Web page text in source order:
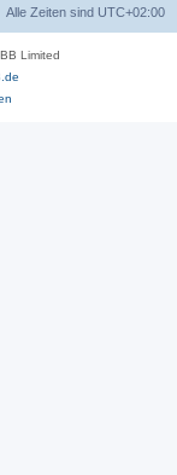
Alle Zeiten sind UTC+02:00
Limited